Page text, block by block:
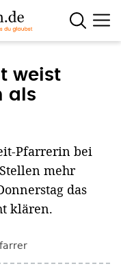
weist
als
Pfarrerin bei
mehr
das
klären.